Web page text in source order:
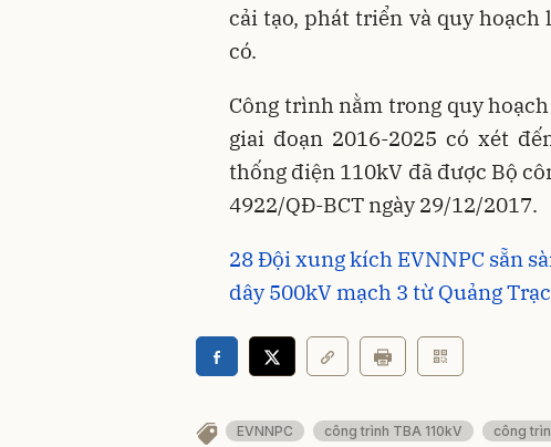
cải tạo, phát triển và quy
có.
Công trình nằm trong quy
giai đoạn 2016-2025 có xét
thống điện 110kV đã được Bộ
4922/QĐ-BCT ngày 29/12/2017.
28 Đội xung kích EVNNPC sẵn
dây 500kV mạch 3 từ Quảng
EVNNPC công trình TBA 110kV công